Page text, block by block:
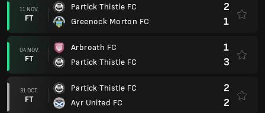
11 NOV.
FT
Partick Thistle FC
Greenock Morton FC
2
1
04 NOV.
FT
Arbroath FC
Partick Thistle FC
1
3
31 OCT.
FT
Partick Thistle FC
Ayr United FC
2
2